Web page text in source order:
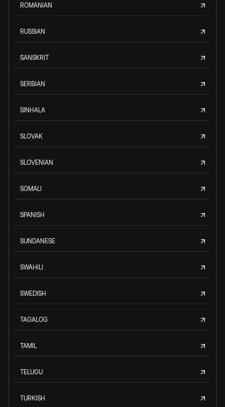
ROMANIAN
RUSSIAN
SANSKRIT
SERBIAN
SINHALA
SLOVAK
SLOVENIAN
SOMALI
SPANISH
SUNDANESE
SWAHILI
SWEDISH
TAGALOG
TAMIL
TELUGU
TURKISH